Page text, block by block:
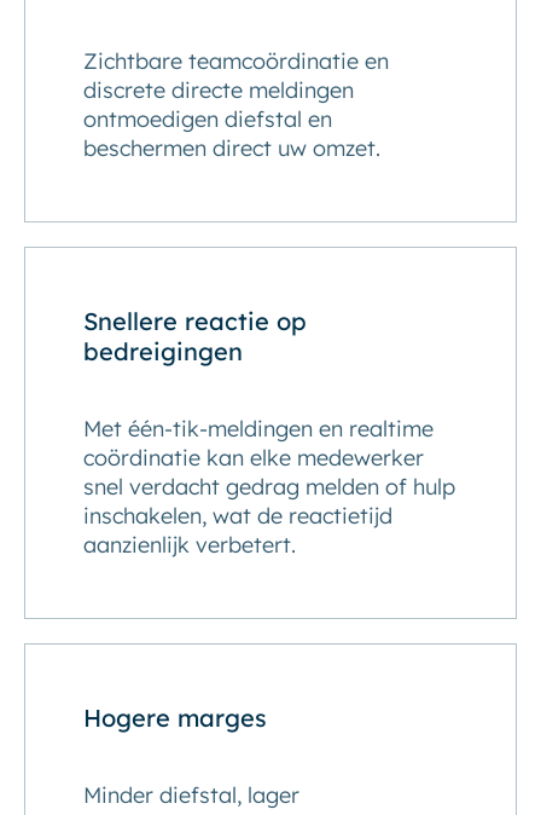
Zichtbare teamcoördinatie en
discrete directe meldingen
ontmoedigen diefstal en
beschermen direct uw omzet.
Snellere reactie op
bedreigingen
Met één-tik-meldingen en realtime
coördinatie kan elke medewerker
snel verdacht gedrag melden of hulp
inschakelen, wat de reactietijd
aanzienlijk verbetert.
Hogere marges
Minder diefstal, lager